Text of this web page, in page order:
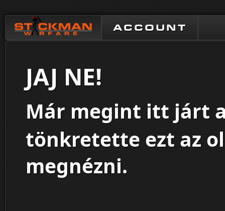
ACCOUNT
JAJ NE!
Már megint itt járt
tönkretette ezt az
megnézni.